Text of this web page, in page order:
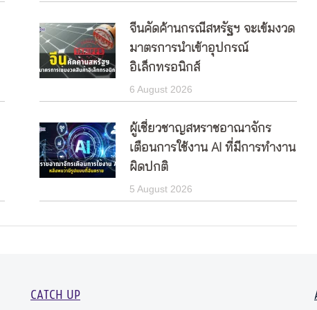
จีนคัดค้านกรณีสหรัฐฯ จะเข้มงวด
มาตรการนำเข้าอุปกรณ์
อิเล็กทรอนิกส์
6 August 2026
ผู้เชี่ยวชาญสหราชอาณาจักร
เตือนการใช้งาน AI ที่มีการทำงาน
ผิดปกติ
5 August 2026
CATCH UP